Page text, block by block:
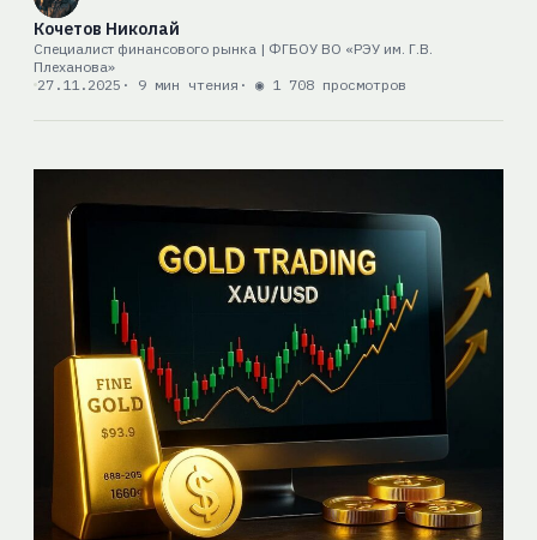
Кочетов Николай
Специалист финансового рынка | ФГБОУ ВО «РЭУ им. Г.В.
Плеханова»
27.11.2025 · 9 мин чтения · ◉ 1 708 просмотров